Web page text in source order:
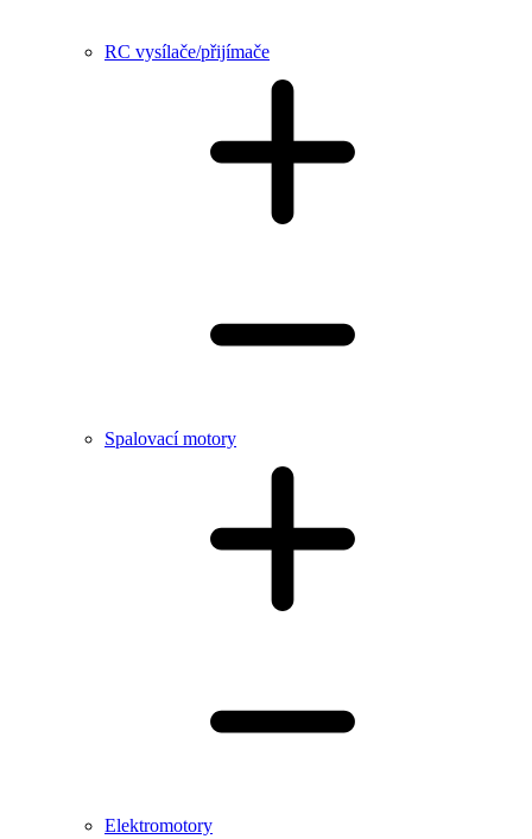
RC vysílače/přijímače
Spalovací motory
Elektromotory